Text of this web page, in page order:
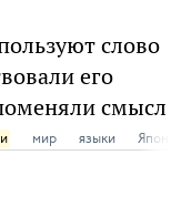
слово
его
смысл
мир языки